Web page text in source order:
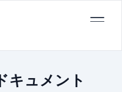
キュメント